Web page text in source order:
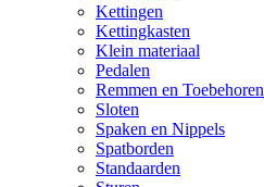
Kettingen
Kettingkasten
Klein materiaal
Pedalen
Remmen en Toebehoren
Sloten
Spaken en Nippels
Spatborden
Standaarden